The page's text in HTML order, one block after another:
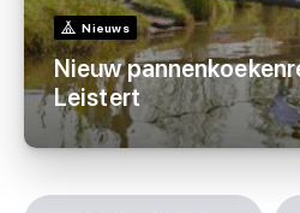
Nieuws
Nieuw
Leistert